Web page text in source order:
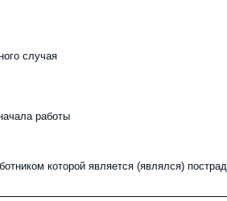
случая
работы
которой является (являлся)